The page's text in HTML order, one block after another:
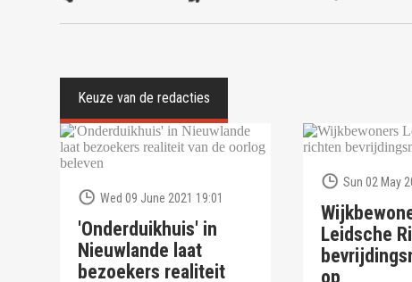
Wed 09 June 2021 19:01
'Onderduikhuis' in
Nieuwlande laat
bezoekers realiteit
Sun 02 May
Leidsche
op